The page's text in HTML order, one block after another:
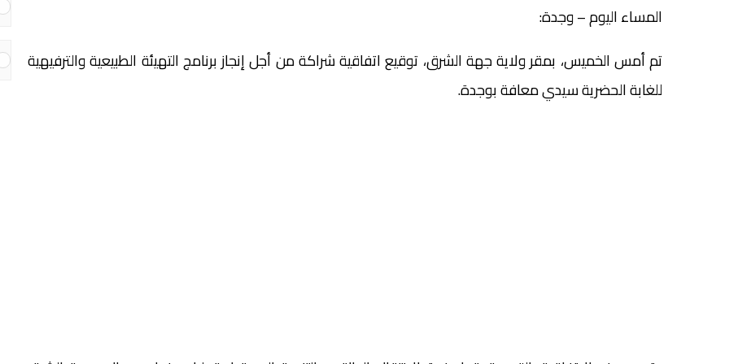
المساء اليوم – وجدة:
تم أمس الخميس، بمقر ولاية جهة الشرق، توقيع اتفاقية شراكة من أجل إنجاز برنامج التهيئة الطبيعية والترفيهية
للغابة الحضرية سيدي معافة بوجدة.